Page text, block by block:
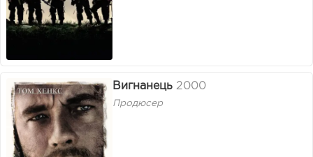
Вигнанець 2000
Продюсер